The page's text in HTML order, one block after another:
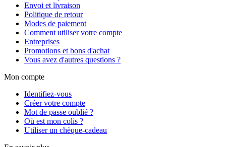
Envoi et livraison
Politique de retour
Modes de paiement
Comment utiliser votre compte
Entreprises
Promotions et bons d'achat
Vous avez d'autres questions ?
Mon compte
Identifiez-vous
Créer votre compte
Mot de passe oublié ?
Où est mon colis ?
Utiliser un chèque-cadeau